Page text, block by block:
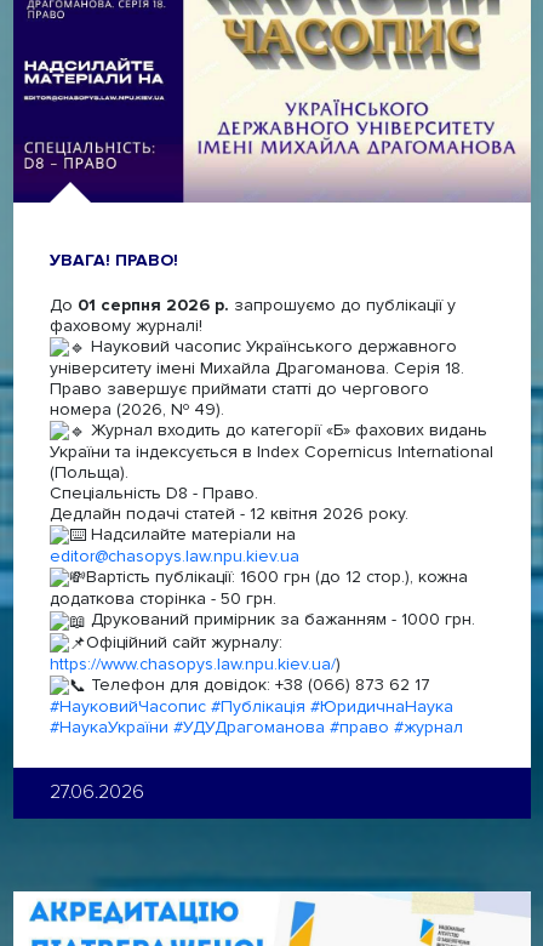
УВАГА! ПРАВО!
До 01 серпня 2026 р. запрошуємо до публікації у
фаховому журналі!
Науковий часопис Українського державного
університету імені Михайла Драгоманова. Серія 18.
Право завершує приймати статті до чергового
номера (2026, Nº 49).
Журнал входить до категорії «Б» фахових видань
України та індексується в Index Copernicus International
(Польща).
Спеціальність D8 - Право.
Дедлайн подачі статей - 12 квітня 2026 року.
Надсилайте матеріали на
editor@chasopys.law.npu.kiev.ua
Вартість публікації: 1600 грн (до 12 стор.), кожна
додаткова сторінка - 50 грн.
Друкований примірник за бажанням - 1000 грн.
Офіційний сайт журналу:
https://www.chasopys.law.npu.kiev.ua/)
Телефон для довідок: +38 (066) 873 62 17
#НауковийЧасопис #Публікація #ЮридичнаНаука
#НаукаУкраїни #УДУДрагоманова #право #журнал
27.06.2026